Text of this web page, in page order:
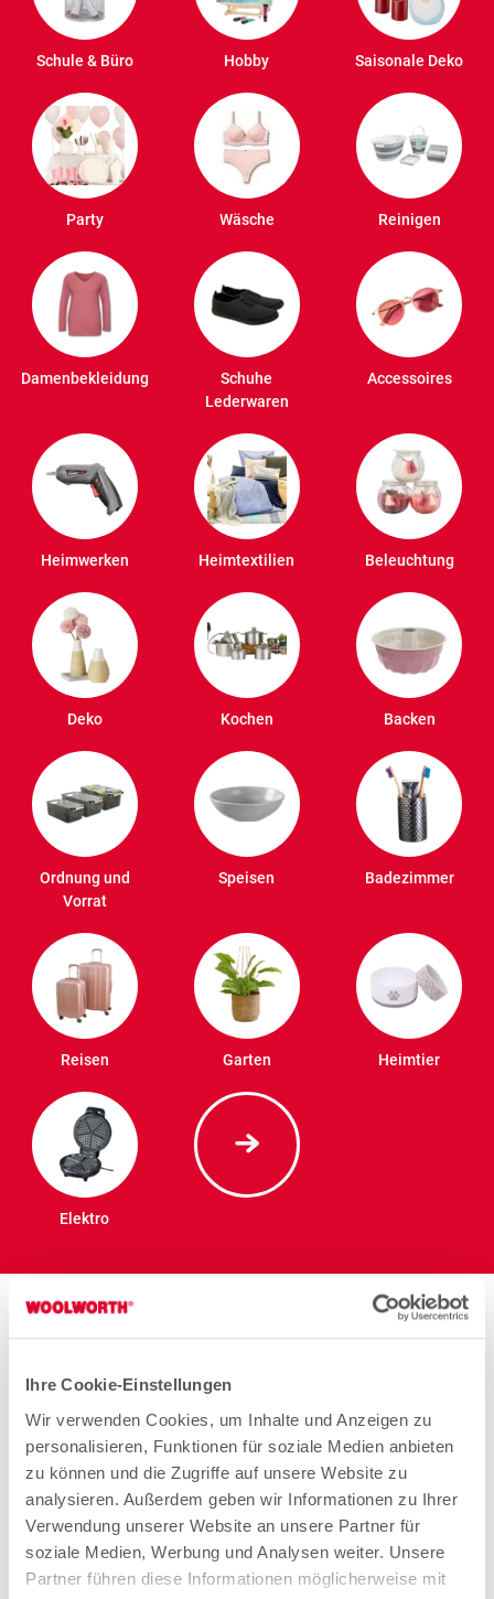
Ihre Cookie-Einstellungen
Wir verwenden Cookies, um Inhalte und Anzeigen zu
personalisieren, Funktionen für soziale Medien anbieten
zu können und die Zugriffe auf unsere Website zu
analysieren. Außerdem geben wir Informationen zu Ihrer
Verwendung unserer Website an unsere Partner für
soziale Medien, Werbung und Analysen weiter. Unsere
Partner führen diese Informationen möglicherweise mit
Schule & Büro Hobby Saisonale Deko
Party Wäsche Reinigen
Damenbekleidung
Schuhe
Lederwaren
Accessoires
Heimwerken Heimtextilien Beleuchtung
Deko Kochen Backen
Ordnung und
Vorrat
Speisen Badezimmer
Reisen Garten Heimtier
Elektro
Stores in der Nähe von
Woolworth – Fürth
Schwabacher Straße 54
90762 Fürth
Aufgrund von Renovierungsarbeiten